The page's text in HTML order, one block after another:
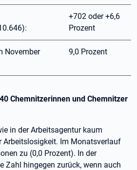
+702 oder +6,6
Prozent
November
9,0 Prozent
Chemnitzerinnen und Chemnitzer
in der Arbeitsagentur kaum
Arbeitslosigkeit. Im Monatsverlauf
zu (0,0 Prozent). In der
Zahl hingegen zurück, wenn auch